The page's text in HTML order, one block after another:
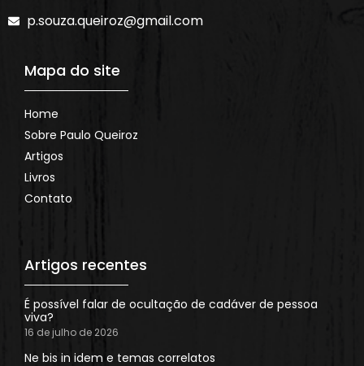
p.souza.queiroz@gmail.com
Mapa do site
Home
Sobre Paulo Queiroz
Artigos
Livros
Contato
Artigos recentes
É possível falar de ocultação de cadáver de pessoa
viva?
16 de julho de 2026
Ne bis in idem e temas correlatos